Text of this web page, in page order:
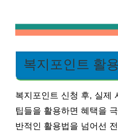
복지포인트 활
복지포인트 신청 후, 실제
팁들을 활용하면 혜택을
반적인 활용법을 넘어선